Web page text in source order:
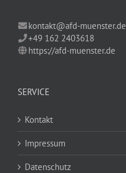
kontakt@afd-muenster.de
+49 162 2403618
https://afd-muenster.de
SERVICE
Kontakt
Impressum
Datenschutz